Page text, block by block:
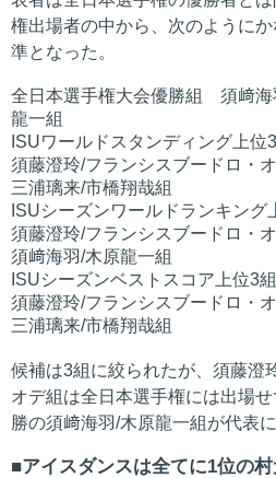
権出場者の中から、次のように
準となった。
全日本選手権大会優勝組 須﨑海
龍一組
ISUワールドスタンディング上位
須藤澄玲/フランシスブードロ・
三浦璃来/市橋翔哉組
ISUシーズンワールドランキング
須藤澄玲/フランシスブードロ・
須﨑海羽/木原龍一組
ISUシーズンベストスコア上位3組
須藤澄玲/フランシスブードロ・
三浦璃来/市橋翔哉組
候補は3組に絞られたが、須藤澄
オデ組は全日本選手権には出場
勝の須﨑海羽/木原龍一組が代表に
アイスダンスは全てに1位の